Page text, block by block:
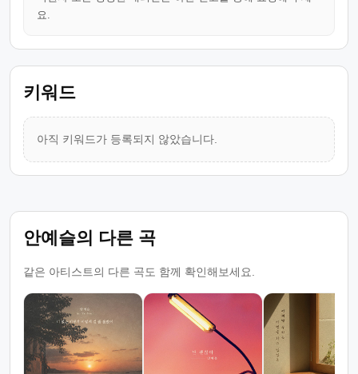
요.
키워드
아직 키워드가 등록되지 않았습니다.
안예슬의 다른 곡
같은 아티스트의 다른 곡도 함께 확인해보세요.